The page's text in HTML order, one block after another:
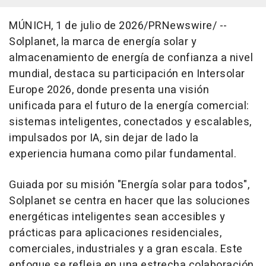
MÚNICH, 1 de julio de 2026/PRNewswire/ --
Solplanet, la marca de energía solar y
almacenamiento de energía de confianza a nivel
mundial, destaca su participación en Intersolar
Europe 2026, donde presenta una visión
unificada para el futuro de la energía comercial:
sistemas inteligentes, conectados y escalables,
impulsados por IA, sin dejar de lado la
experiencia humana como pilar fundamental.
Guiada por su misión "Energía solar para todos",
Solplanet se centra en hacer que las soluciones
energéticas inteligentes sean accesibles y
prácticas para aplicaciones residenciales,
comerciales, industriales y a gran escala. Este